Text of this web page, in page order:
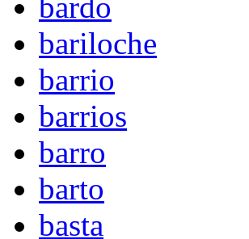
bardo
bariloche
barrio
barrios
barro
barto
basta